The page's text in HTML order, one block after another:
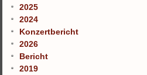
2025
2024
Konzertbericht
2026
Bericht
2019